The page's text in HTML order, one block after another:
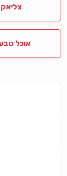
צליאק
אוכל